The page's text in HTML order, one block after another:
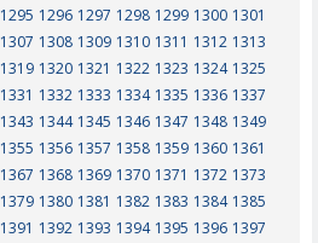
1295 1296 1297 1298 1299 1300 1301
1307 1308 1309 1310 1311 1312 1313
1319 1320 1321 1322 1323 1324 1325
1331 1332 1333 1334 1335 1336 1337
1343 1344 1345 1346 1347 1348 1349
1355 1356 1357 1358 1359 1360 1361
1367 1368 1369 1370 1371 1372 1373
1379 1380 1381 1382 1383 1384 1385
1391 1392 1393 1394 1395 1396 1397